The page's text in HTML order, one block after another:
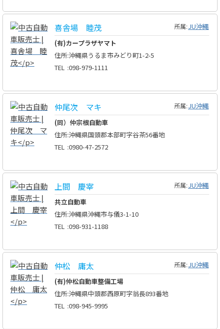
喜舎場 睦茂 所属:JU沖縄
(有)カープラザヤマト
住所:沖縄県うるま市みどり町1-2-5
TEL :098-979-1111
仲尾次 マキ 所属:JU沖縄
(同）仲宗根自動車
住所:沖縄県国頭郡本部町字谷茶56番地
TEL :0980-47-2572
上間 慶宰 所属:JU沖縄
共立自動車
住所:沖縄県沖縄市与儀3-1-10
TEL :098-931-1188
仲松 庸太 所属:JU沖縄
(有)仲松自動車整備工場
住所:沖縄県中頭郡西原町字翁長893番地
TEL :098-945-9995